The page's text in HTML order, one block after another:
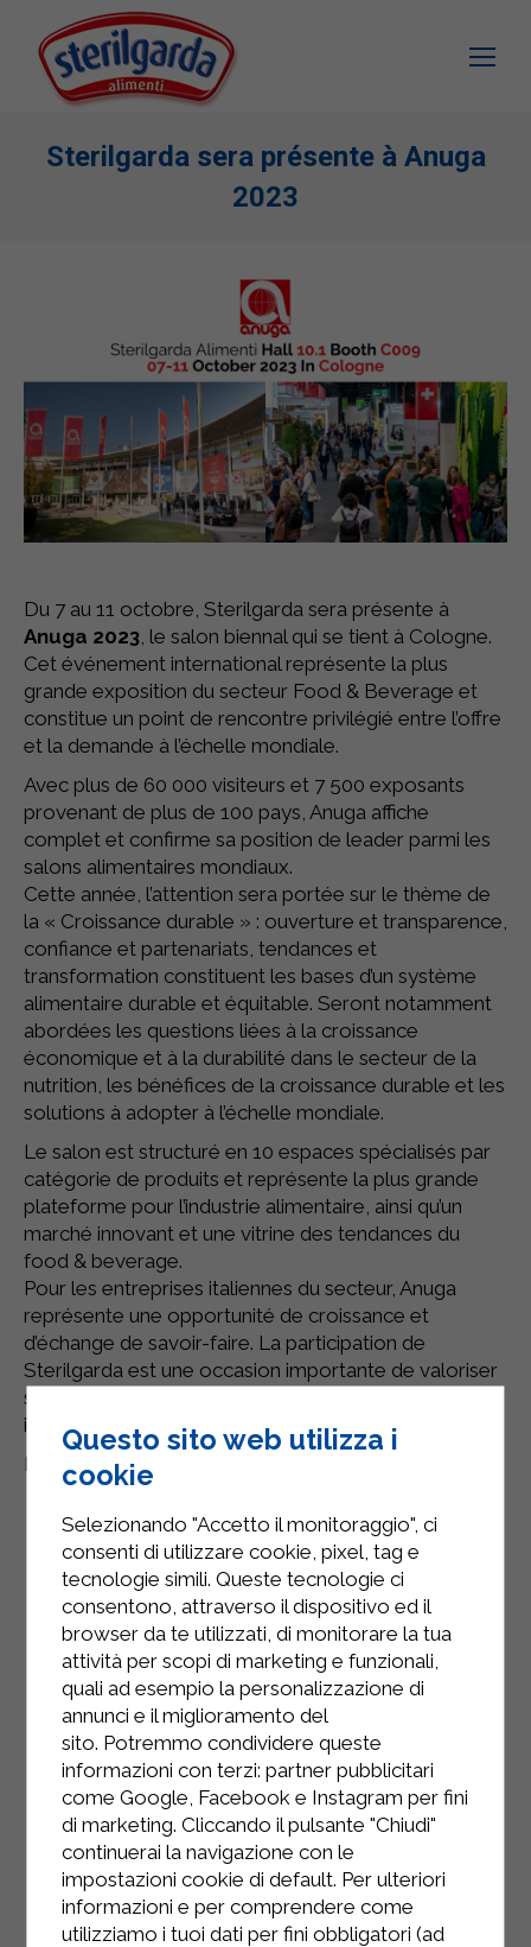
Sterilgarda sera présente à Anuga
2023
Du 7 au 11 octobre, Sterilgarda sera présente à
Anuga 2023 , le salon biennal qui se tient à Cologne.
Cet événement international représente la plus
grande exposition du secteur Food & Beverage et
constitue un point de rencontre privilégié entre l’offre
et la demande à l’échelle mondiale.
Avec plus de 60 000 visiteurs et 7 500 exposants
provenant de plus de 100 pays, Anuga affiche
complet et confirme sa position de leader parmi les
salons alimentaires mondiaux.
Cette année, l’attention sera portée sur le thème de
la « Croissance durable » : ouverture et transparence,
confiance et partenariats, tendances et
transformation constituent les bases d’un système
alimentaire durable et équitable. Seront notamment
abordées les questions liées à la croissance
économique et à la durabilité dans le secteur de la
nutrition, les bénéfices de la croissance durable et les
solutions à adopter à l’échelle mondiale.
Le salon est structuré en 10 espaces spécialisés par
catégorie de produits et représente la plus grande
plateforme pour l’industrie alimentaire, ainsi qu’un
marché innovant et une vitrine des tendances du
food & beverage.
Pour les entreprises italiennes du secteur, Anuga
représente une opportunité de croissance et
d’échange de savoir-faire. La participation de
Sterilgarda est une occasion importante de valoriser
ses produits de haute qualité sur la scène
internationale.
Nous vous attendons —
Questo sito web utilizza i
cookie
Selezionando "Accetto il monitoraggio", ci
consenti di utilizzare cookie, pixel, tag e
tecnologie simili. Queste tecnologie ci
consentono, attraverso il dispositivo ed il
browser da te utilizzati, di monitorare la tua
attività per scopi di marketing e funzionali,
quali ad esempio la personalizzazione di
annunci e il miglioramento del
sito. Potremmo condividere queste
informazioni con terzi: partner pubblicitari
come Google, Facebook e Instagram per fini
di marketing. Cliccando il pulsante "Chiudi"
continuerai la navigazione con le
impostazioni cookie di default. Per ulteriori
informazioni e per comprendere come
utilizziamo i tuoi dati per fini obbligatori (ad